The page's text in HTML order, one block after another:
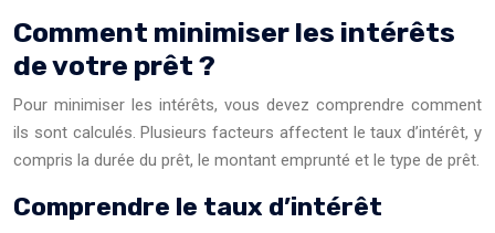
Comment minimiser les intérêts
de votre prêt ?
Pour minimiser les intérêts, vous devez comprendre comment
ils sont calculés. Plusieurs facteurs affectent le taux d’intérêt, y
compris la durée du prêt, le montant emprunté et le type de prêt.
Comprendre le taux d’intérêt